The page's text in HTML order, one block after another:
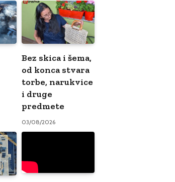
Bez skica i šema,
od konca stvara
torbe, narukvice
i druge
predmete
03/08/2026